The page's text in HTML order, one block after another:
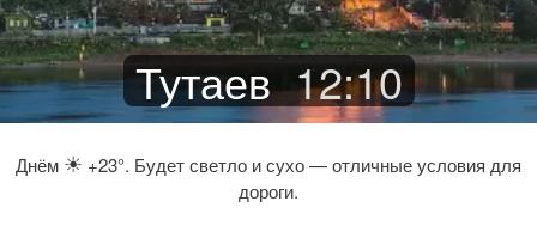
Тутаев 12:10
Днём ☀ +23°. Будет светло и сухо — отличные условия для
дороги.